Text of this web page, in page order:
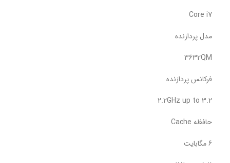
Core i7
مدل پردازنده
3632QM
فرکانس پردازنده
2.2GHz up to 3.2
حافظه Cache
6 مگابایت